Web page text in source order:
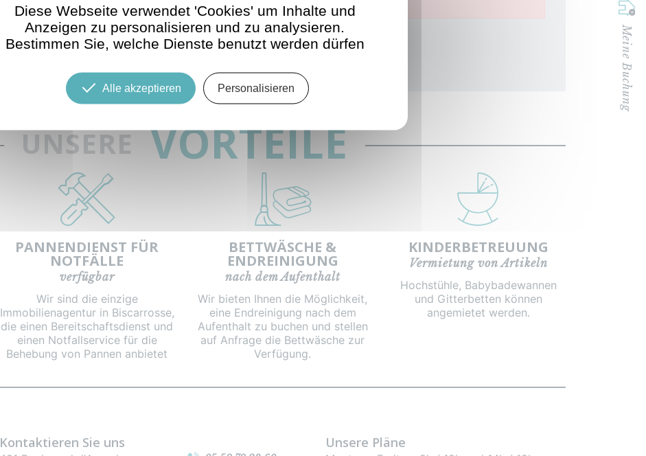
Meine Buchung
UNSERE VORTEILE
PANNENDIENST FÜR
NOTFÄLLE
verfügbar
Wir sind die einzige
Immobilienagentur in Biscarrosse,
die einen Bereitschaftsdienst und
einen Notfallservice für die
Behebung von Pannen anbietet
BETTWÄSCHE &
ENDREINIGUNG
nach dem Aufenthalt
Wir bieten Ihnen die Möglichkeit,
eine Endreinigung nach dem
Aufenthalt zu buchen und stellen
auf Anfrage die Bettwäsche zur
Verfügung.
KINDERBETREUUNG
Vermietung von Artikeln
Hochstühle, Babybadewannen
und Gitterbetten können
angemietet werden.
Kontaktieren Sie uns Unsere Pläne
Diese Webseite verwendet 'Cookies' um Inhalte und
Anzeigen zu personalisieren und zu analysieren.
Bestimmen Sie, welche Dienste benutzt werden dürfen
Alle akzeptieren Personalisieren